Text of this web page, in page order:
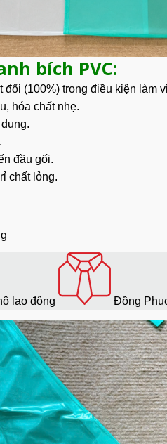
bích PVC:
(100%) trong điều kiện làm
hóa chất nhẹ.
đầu gối.
chất lỏng.
vệ sinh
lao động Đồng